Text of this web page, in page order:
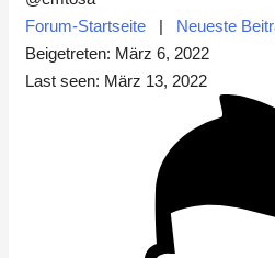
Forum-Startseite | Neueste
Beigetreten: März 6, 2022
Last seen: März 13, 2022